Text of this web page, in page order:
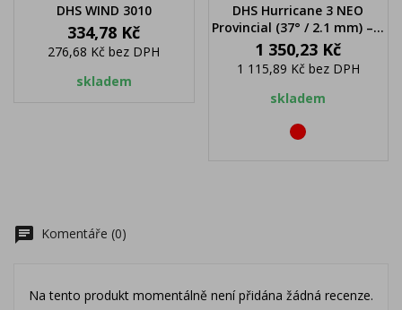
DHS WIND 3010
Cena
334,78 Kč
276,68 Kčbez DPH
skladem
DHS Hurricane 3 NEO
Provincial (37° / 2.1 mm) –...
Cena
1 350,23 Kč
1 115,89 Kč bez DPH
skladem
červená
chat Komentáře (0)
Na tento produkt momentálně není přidána žádná recenze.